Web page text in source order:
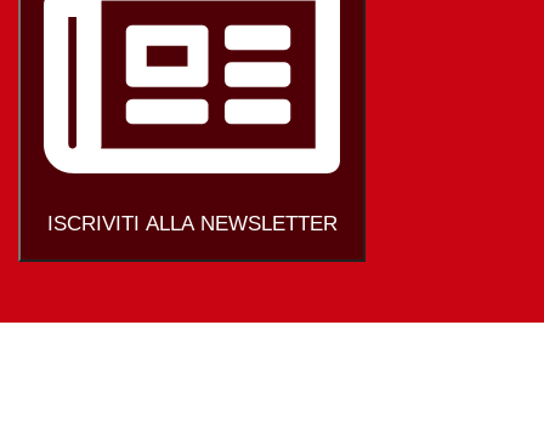
ISCRIVITI ALLA NEWSLETTER